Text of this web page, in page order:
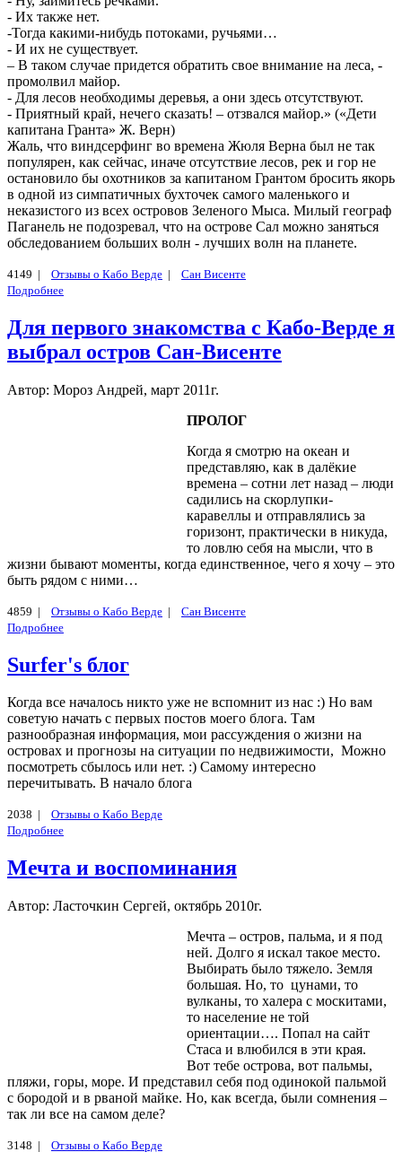
- Их также нет.
-Тогда какими-нибудь потоками, ручьями…
- И их не существует.
– В таком случае придется обратить свое внимание на леса, -
промолвил майор.
- Для лесов необходимы деревья, а они здесь отсутствуют.
- Приятный край, нечего сказать! – отзвался майор.» («Дети
капитана Гранта» Ж. Верн)
Жаль, что виндсерфинг во времена Жюля Верна был не так
популярен, как сейчас, иначе отсутствие лесов, рек и гор не
остановило бы охотников за капитаном Грантом бросить якорь
в одной из симпатичных бухточек самого маленького и
неказистого из всех островов Зеленого Мыса. Милый географ
Паганель не подозревал, что на острове Сал можно заняться
обследованием больших волн - лучших волн на планете.
4149 | Отзывы о Кабо Верде |
Сан Висенте
Подробнее
Для первого знакомства с Кабо-Верде я
выбрал остров Сан-Висенте
Автор: Мороз Андрей, март 2011г.
ПРОЛОГ
Когда я смотрю на океан и
представляю, как в далёкие
времена – сотни лет назад – люди
садились на скорлупки-
каравеллы и отправлялись за
горизонт, практически в никуда,
то ловлю себя на мысли, что в
жизни бывают моменты, когда единственное, чего я хочу – это
быть рядом с ними…
4859 | Отзывы о Кабо Верде |
Сан Висенте
Подробнее
Surfer's блог
Когда все началось никто уже не вспомнит из нас :) Но вам
советую начать с первых постов моего блога. Там
разнообразная информация, мои рассуждения о жизни на
островах и прогнозы на ситуации по недвижимости, Можно
посмотреть сбылось или нет. :) Самому интересно
перечитывать. В начало блога
2038 |
Отзывы о Кабо Верде
Подробнее
Мечта и воспоминания
Автор: Ласточкин Сергей, октябрь 2010г.
Мечта – остров, пальма, и я под
ней. Долго я искал такое место.
Выбирать было тяжело. Земля
большая. Но, то цунами, то
вулканы, то халера с москитами,
то население не той
ориентации…. Попал на сайт
Стаса и влюбился в эти края.
Вот тебе острова, вот пальмы,
пляжи, горы, море. И представил себя под одинокой пальмой
с бородой и в рваной майке. Но, как всегда, были сомнения –
так ли все на самом деле?
3148 | Отзывы о Кабо Верде